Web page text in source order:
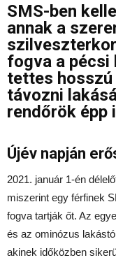
SMS-ben
annak a
fogva a pécsi
tettes hosszú
távozni
rendőrök épp
Újév napján
2021. január 1-én
miszerint egy férfinek
fogva tartják őt. Az
és az ominózus
akinek időközben